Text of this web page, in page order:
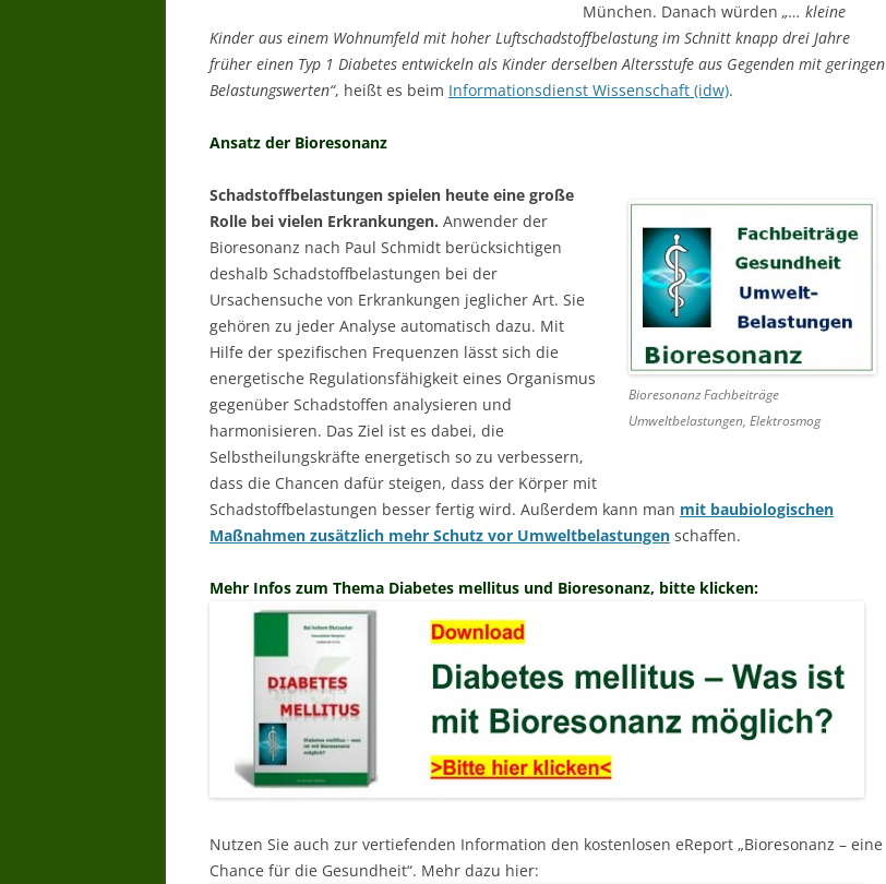
München. Danach würden „… kleine
Kinder aus einem Wohnumfeld mit hoher Luftschadstoffbelastung im Schnitt knapp drei Jahre
früher einen Typ 1 Diabetes entwickeln als Kinder derselben Altersstufe aus Gegenden mit geringen
Belastungswerten“, heißt es beim Informationsdienst Wissenschaft (idw).
Ansatz der Bioresonanz
Bioresonanz Fachbeiträge
Umweltbelastungen, Elektrosmog
Schadstoffbelastungen spielen heute eine große
Rolle bei vielen Erkrankungen. Anwender der
Bioresonanz nach Paul Schmidt berücksichtigen
deshalb Schadstoffbelastungen bei der
Ursachensuche von Erkrankungen jeglicher Art. Sie
gehören zu jeder Analyse automatisch dazu. Mit
Hilfe der spezifischen Frequenzen lässt sich die
energetische Regulationsfähigkeit eines Organismus
gegenüber Schadstoffen analysieren und
harmonisieren. Das Ziel ist es dabei, die
Selbstheilungskräfte energetisch so zu verbessern,
dass die Chancen dafür steigen, dass der Körper mit
Schadstoffbelastungen besser fertig wird. Außerdem kann man mit baubiologischen
Maßnahmen zusätzlich mehr Schutz vor Umweltbelastungen schaffen.
Mehr Infos zum Thema Diabetes mellitus und Bioresonanz, bitte klicken:
Nutzen Sie auch zur vertiefenden Information den kostenlosen eReport „Bioresonanz – eine
Chance für die Gesundheit“. Mehr dazu hier: